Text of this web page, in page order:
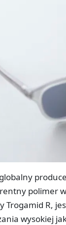
polimer
Trogamid R,
wysokiej